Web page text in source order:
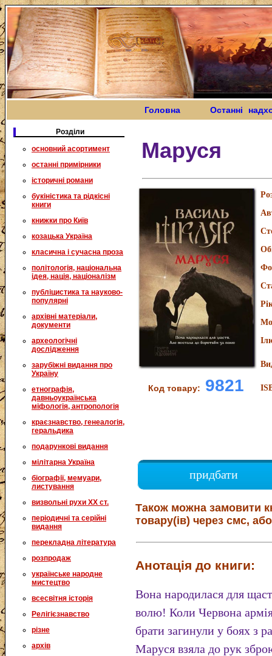
Головна Останні
Розділи
основний асортимент
останні примірники
історичні романи
букіністика та рідкісні
книги
книжки про Київ
козацька Україна
класична і сучасна проза
політологія, національна
ідея, нація, націоналізм
публіцистика та науково-
популярні
архівні матеріали,
документи
археологічні
дослідження
зарубіжні видання про
Україну
етнографія,
давньоукраїнська
міфологія, антропологія
краєзнавство, генеалогія,
геральдика
подарункові видання
мілітарна Україна
біографії, мемуари,
листування
визвольні рухи XX ст.
періодичні та серійні
видання
перекладна література
розпродаж
українське народне
мистецтво
всесвітня історія
Релігієзнавство
різне
архів
Маруся
Код товару: 9821
придбати
Також можна замовити
товару(ів) через смс,
Анотація до книги:
Вона народилася для
волю! Коли Червона
брати загинули у боях з
Маруся взяла до рук